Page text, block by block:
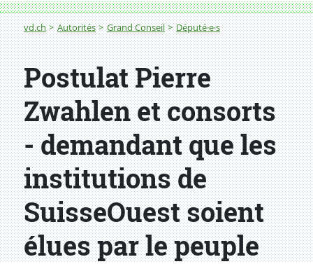
Fil d'Ariane
vd.ch Autorités Grand Conseil Député·e·s
Postulat Pierre
Zwahlen et consorts
- demandant que les
institutions de
SuisseOuest soient
élues par le peuple